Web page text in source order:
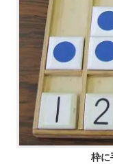
枠に